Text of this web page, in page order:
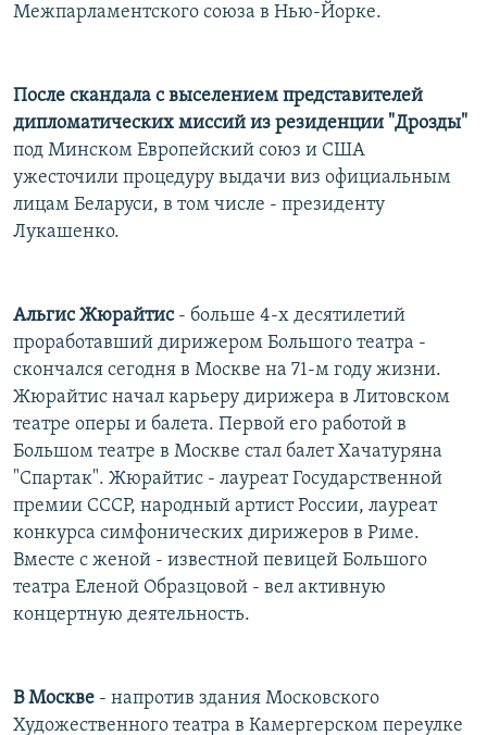
Межпарламентского союза в Нью-Йорке.
После скандала с выселением представителей
дипломатических миссий из резиденции "Дрозды"
под Минском Европейский союз и США
ужесточили процедуру выдачи виз официальным
лицам Беларуси, в том числе - президенту
Лукашенко.
Альгис Жюрайтис- больше 4-х десятилетий
проработавший дирижером Большого театра -
скончался сегодня в Москве на 71-м году жизни.
Жюрайтис начал карьеру дирижера в Литовском
театре оперы и балета. Первой его работой в
Большом театре в Москве стал балет Хачатуряна
"Спартак". Жюрайтис - лауреат Государственной
премии СССР, народный артист России, лауреат
конкурса симфонических дирижеров в Риме.
Вместе с женой - известной певицей Большого
театра Еленой Образцовой - вел активную
концертную деятельность.
В Москве - напротив здания Московского
Художественного театра в Камергерском переулке